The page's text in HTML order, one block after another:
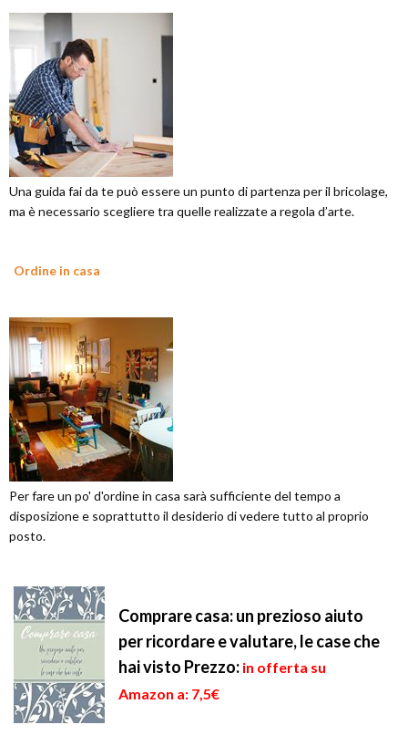
Una guida fai da te può essere un punto di partenza per il bricolage,
ma è necessario scegliere tra quelle realizzate a regola d’arte.
Ordine in casa
Per fare un po' d'ordine in casa sarà sufficiente del tempo a
disposizione e soprattutto il desiderio di vedere tutto al proprio
posto.
Comprare casa: un prezioso aiuto
per ricordare e valutare, le case che
hai visto Prezzo: in offerta su
Amazon a: 7,5€